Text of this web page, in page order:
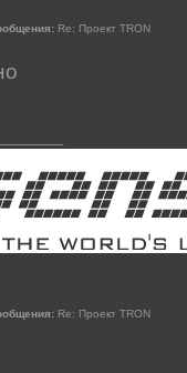
Re: Проект TRON
Re: Проект TRON